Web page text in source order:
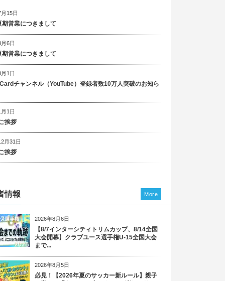
15日
期営業につきまして
6日
期営業につきまして
1日
チャンネル（YouTube）登録者数10万人突破のお知ら
1日
挨拶
月31日
挨拶
情報
2026年8月6日
【8/7インターシティトリムカップ、8/14全国
大会開幕】クラブユース選手権U-15全国大会
まで...
2026年8月5日
必見！【2026年夏のサッカー新ルール】親子
More